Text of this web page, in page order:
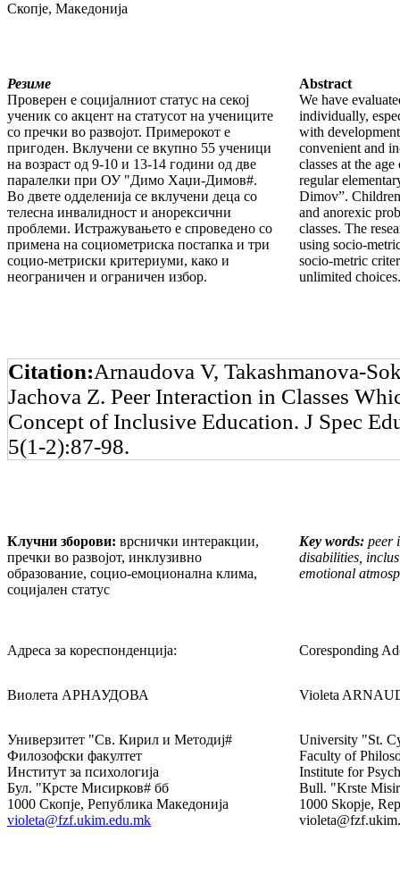
Скопје, Македонија
Резиме
Проверен е социјалниот статус на секој
ученик со акцент на статусот на учениците
со пречки во развојот. Примерокот е
пригоден. Вклучени се вкупно 55 ученици
на возраст од 9-10 и 13-14 години од две
паралелки при ОУ "Димо Хаџи-Димов#.
Во двете одделенија се вклучени деца со
телесна инвалидност и анорексични
проблеми. Истражувањето е спроведено со
примена на социометриска постапка и три
социо-метриски критериуми, како и
неограничен и ограничен избор.
Abstract
We have
individually,
with
convenient and
classes at the
regular
Dimov”.
and anorexic
classes. The
using socio-
socio-metric
unlimited choices.
Citation:Arnaudova V, Takashmanova-
Jachova Z. Peer Interaction in Classes
Concept of Inclusive Education. J Spec
5(1-2):87-98.
Клучни зборови: врснички интеракции,
пречки во развојот, инклузивно
образование, социо-емоционална клима,
социјален статус
Key words: peer
disabilities,
emotional
Адреса за кореспонденција: Coresponding
Виолета АРНАУДОВА Violeta
Универзитет "Св. Кирил и Методиј#
Филозофски факултет
Институт за психологија
Бул. "Крсте Мисирков# бб
1000 Скопје, Република Македонија
violeta@fzf.ukim.edu.mk
University "St.
Faculty of
Institute for
Bull. "Krste
1000 Skopje,